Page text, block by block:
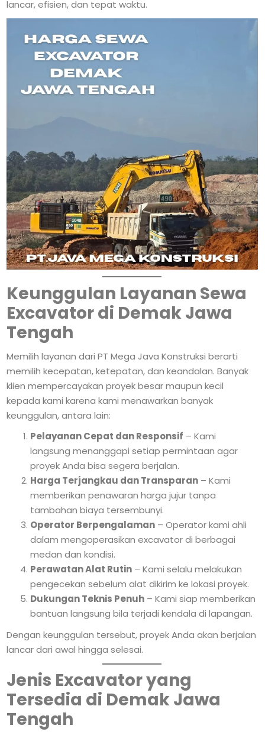
lancar, efisien, dan tepat waktu.
Keunggulan Layanan Sewa
Excavator di Demak Jawa
Tengah
Memilih layanan dari PT Mega Java Konstruksi berarti
memilih kecepatan, ketepatan, dan keandalan. Banyak
klien mempercayakan proyek besar maupun kecil
kepada kami karena kami menawarkan banyak
keunggulan, antara lain:
Pelayanan Cepat dan Responsif – Kami
langsung menanggapi setiap permintaan agar
proyek Anda bisa segera berjalan.
Harga Terjangkau dan Transparan– Kami
memberikan penawaran harga jujur tanpa
tambahan biaya tersembunyi.
Operator Berpengalaman– Operator kami ahli
dalam mengoperasikan excavator di berbagai
medan dan kondisi.
Perawatan Alat Rutin– Kami selalu melakukan
pengecekan sebelum alat dikirim ke lokasi proyek.
Dukungan Teknis Penuh– Kami siap memberikan
bantuan langsung bila terjadi kendala di lapangan.
Dengan keunggulan tersebut, proyek Anda akan berjalan
lancar dari awal hingga selesai.
Jenis Excavator yang
Tersedia di Demak Jawa
Tengah